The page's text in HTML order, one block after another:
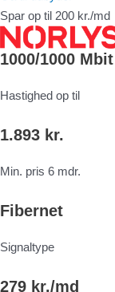
Spar op til 200 kr./md
1000/1000 Mbit
Hastighed op til
1.893 kr.
Min. pris 6 mdr.
Fibernet
Signaltype
279 kr./md